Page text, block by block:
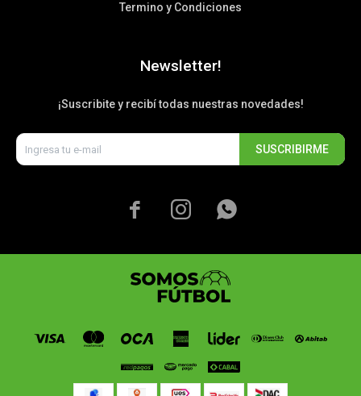
Termino y Condiciones
Newsletter!
¡Suscribite y recibí todas nuestras novedades!
SUSCRIBIRME
  